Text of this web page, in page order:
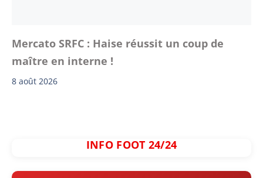
Mercato SRFC : Haise réussit un coup de
maître en interne !
8 août 2026
INFO FOOT 24/24